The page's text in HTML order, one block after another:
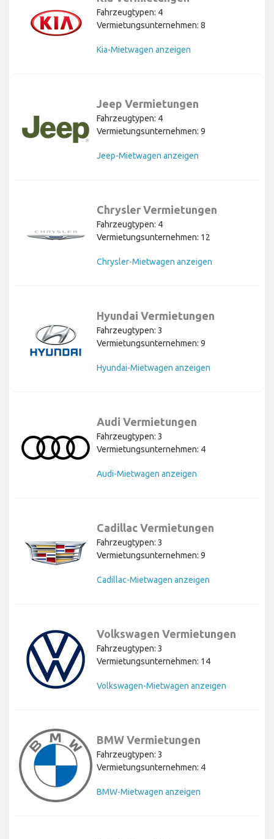
Fahrzeugtypen: 4
Vermietungsunternehmen: 8
Kia-Mietwagen anzeigen
Jeep Vermietungen
Fahrzeugtypen: 4
Vermietungsunternehmen: 9
Jeep-Mietwagen anzeigen
Chrysler Vermietungen
Fahrzeugtypen: 4
Vermietungsunternehmen: 12
Chrysler-Mietwagen anzeigen
Hyundai Vermietungen
Fahrzeugtypen: 3
Vermietungsunternehmen: 9
Hyundai-Mietwagen anzeigen
Audi Vermietungen
Fahrzeugtypen: 3
Vermietungsunternehmen: 4
Audi-Mietwagen anzeigen
Cadillac Vermietungen
Fahrzeugtypen: 3
Vermietungsunternehmen: 9
Cadillac-Mietwagen anzeigen
Volkswagen Vermietungen
Fahrzeugtypen: 3
Vermietungsunternehmen: 14
Volkswagen-Mietwagen anzeigen
BMW Vermietungen
Fahrzeugtypen: 3
Vermietungsunternehmen: 4
BMW-Mietwagen anzeigen